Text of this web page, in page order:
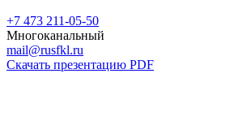
+7 473 211-05-50
Многоканальный
mail@rusfkl.ru
Скачать презентацию PDF